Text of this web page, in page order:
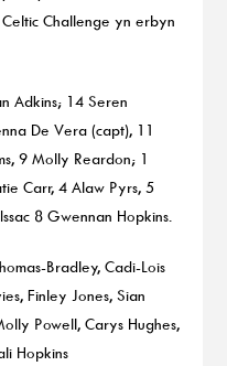
Challenge yn erbyn
Adkins; 14 Seren
De Vera (capt), 11
9 Molly Reardon; 1
Carr, 4 Alaw Pyrs, 5
8 Gwennan Hopkins.
Bradley, Cadi-Lois
Finley Jones, Sian
Powell, Carys Hughes,
Hopkins